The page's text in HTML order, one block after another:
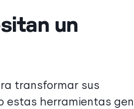
un
transformar sus
estas herramientas